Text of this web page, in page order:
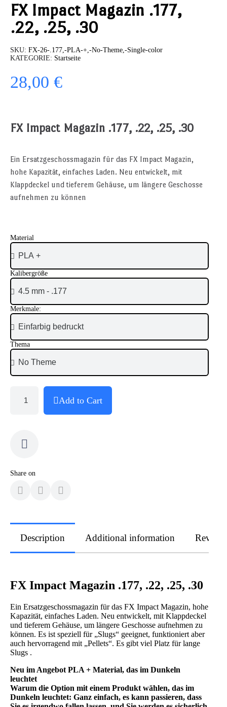
FX Impact Magazin .177,
.22, .25, .30
SKU FX-26-.177,-PLA-+,-No-Theme,-Single-color
KATEGORIE
Startseite
28,00 €
FX Impact Magazin .177, .22, .25, .30
Ein Ersatzgeschossmagazin für das FX Impact Magazin,
hohe Kapazität, einfaches Laden. Neu entwickelt, mit
Klappdeckel und tieferem Gehäuse, um längere Geschosse
aufnehmen zu können
Material
Kalibergröße
Merkmale:
Thema
Add to Cart
Share on
Description Additional information
FX Impact Magazin .177, .22, .25, .30
Ein Ersatzgeschossmagazin für das FX Impact Magazin, hohe
Kapazität, einfaches Laden. Neu entwickelt, mit Klappdeckel
und tieferem Gehäuse, um längere Geschosse aufnehmen zu
können. Es ist speziell für „Slugs“ geeignet, funktioniert aber
auch hervorragend mit „Pellets“. Es gibt viel Platz für lange
Slugs .
Neu im Angebot PLA + Material, das im Dunkeln
leuchtet
Warum die Option mit einem Produkt wählen, das im
Dunkeln leuchtet: Ganz einfach, es kann passieren, dass